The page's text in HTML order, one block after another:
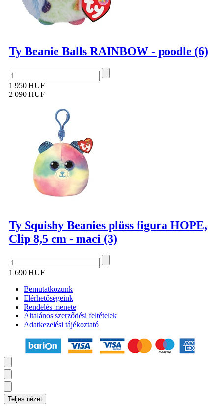
Ty Beanie Balls RAINBOW - poodle (6)
1 950 HUF
2 090 HUF
Ty Squishy Beanies plüss figura HOPE,
Clip 8,5 cm - maci (3)
1 690 HUF
Bemutatkozunk
Elérhetőségeink
Rendelés menete
Általános szerződési feltételek
Adatkezelési tájékoztató